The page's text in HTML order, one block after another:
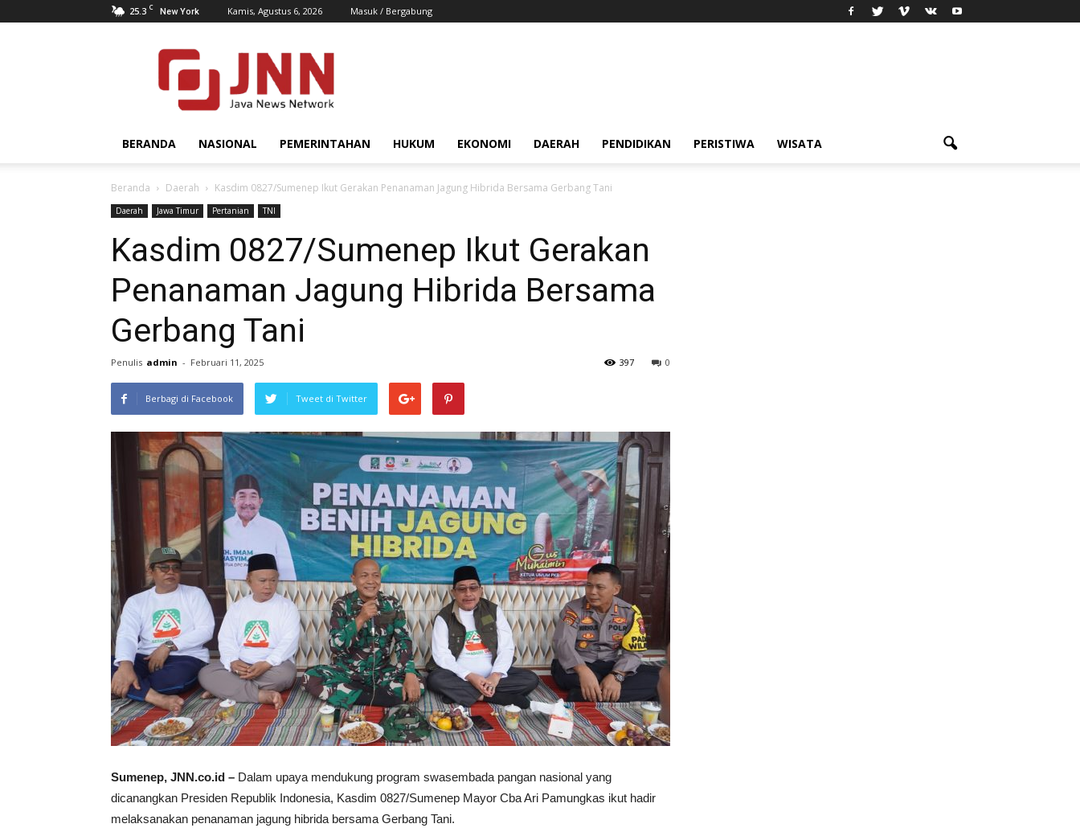
25.3 C New York Kamis, Agustus 6, 2026 Masuk / Bergabung
JNN.co.id
BERANDA NASIONAL PEMERINTAHAN HUKUM EKONOMI DAERAH PENDIDIKAN PERISTIWA WISATA
Beranda Daerah Kasdim 0827/Sumenep Ikut Gerakan Penanaman Jagung Hibrida Bersama Gerbang Tani
Daerah Jawa Timur Pertanian TNI
Kasdim 0827/Sumenep Ikut Gerakan
Penanaman Jagung Hibrida Bersama
Gerbang Tani
Penulis admin - Februari 11, 2025 0
397
Berbagi di Facebook Tweet di Twitter
Sumenep, JNN.co.id – Dalam upaya mendukung program swasembada pangan nasional yang
dicanangkan Presiden Republik Indonesia, Kasdim 0827/Sumenep Mayor Cba Ari Pamungkas ikut hadir
melaksanakan penanaman jagung hibrida bersama Gerbang Tani.